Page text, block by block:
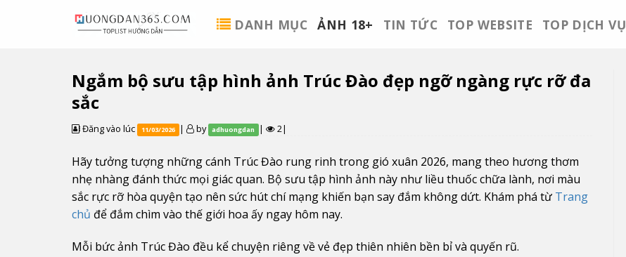
DANH MỤC ẢNH 18+ TIN TỨC TOP WEBSITE TOP DỊCH VỤ
Ngắm bộ sưu tập hình ảnh Trúc Đào đẹp ngỡ ngàng rực rỡ đa
sắc
Đăng vào lúc 11/03/2026 | by adhuongdan | 2|
Hãy tưởng tượng những cánh Trúc Đào rung rinh trong gió xuân 2026, mang theo hương thơm
nhẹ nhàng đánh thức mọi giác quan. Bộ sưu tập hình ảnh này như liều thuốc chữa lành, nơi màu
sắc rực rỡ hòa quyện tạo nên sức hút chí mạng khiến bạn say đắm không dứt. Khám phá từ Trang
chủ để đắm chìm vào thế giới hoa ấy ngay hôm nay.
Mỗi bức ảnh Trúc Đào đều kể chuyện riêng về vẻ đẹp thiên nhiên bền bỉ và quyến rũ.